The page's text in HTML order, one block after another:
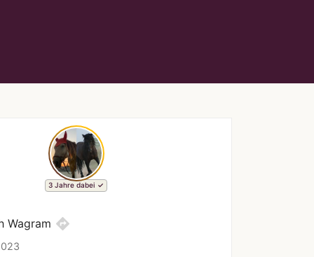
3 Jahre dabei
Wagram directions